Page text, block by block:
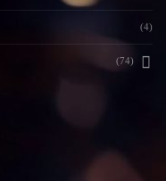
(4)
(74)